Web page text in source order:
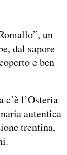
un
dal sapore
e ben
l’Osteria
autentica
trentina,